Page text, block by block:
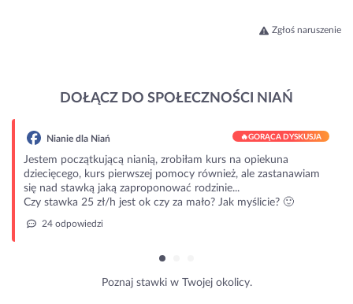
Zgłoś naruszenie
DOŁĄCZ DO SPOŁECZNOŚCI NIAŃ
Nianie dla Niań 🔥GORĄCA DYSKUSJA
Jestem początkującą nianią, zrobiłam kurs na opiekuna
dziecięcego, kurs pierwszej pomocy również, ale zastanawiam
się nad stawką jaką zaproponować rodzinie...
Czy stawka 25 zł/h jest ok czy za mało? Jak myślicie? 🙂
24 odpowiedzi
Poznaj stawki w Twojej okolicy.